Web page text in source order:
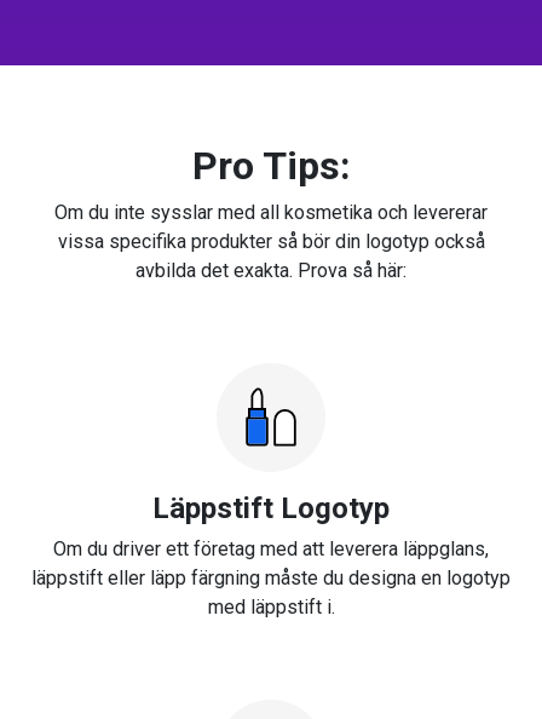
Pro Tips:
Om du inte sysslar med all kosmetika och levererar
vissa specifika produkter så bör din logotyp också
avbilda det exakta. Prova så här:
Läppstift Logotyp
Om du driver ett företag med att leverera läppglans,
läppstift eller läpp färgning måste du designa en logotyp
med läppstift i.